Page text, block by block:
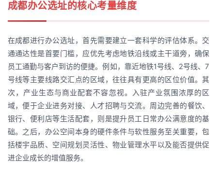
成都办公选址的核心考量维度
在成都进行办公选址，首先需要建立一套科学的评估体系。交
通通达性是首要门槛，应优先考虑地铁沿线或主干道旁，确保
员工通勤与客户到访的便捷。例如，靠近地铁1号线、2号线、7
号线等主要线路交汇点的区域，往往具有更高的区位价值。其
次，产业生态与商业配套不容忽视。入驻产业氛围浓厚的区
域，便于企业进务对接、人才招聘与交流。周边完善的餐饮、
银行、便利店等生活配套，则是提升员工日常办公满意度的基
础。之后，办公空间本身的硬件条件与软性服务至关重要，包
括楼宇品质、空间规划灵活性、物业管理水平以及能否提供促
进企业成长的增值服务。